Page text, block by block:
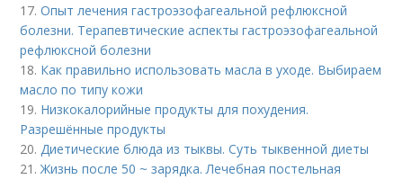
17.Опыт лечения гастроэзофагеальной рефлюксной
болезни. Терапевтические аспекты гастроэзофагеальной
рефлюксной болезни
18. Как правильно использовать масла в уходе. Выбираем
масло по типу кожи
19. Низкокалорийные продукты для похудения.
Разрешённые продукты
20.Диетические блюда из тыквы. Суть тыквенной диеты
21.Жизнь после 50 ~ зарядка. Лечебная постельная